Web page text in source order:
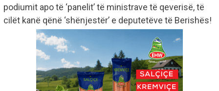
podiumit apo të ‘panelit’ të ministrave të qeverisë, të
cilët kanë qënë ‘shënjestër’ e deputetëve të Berishës!